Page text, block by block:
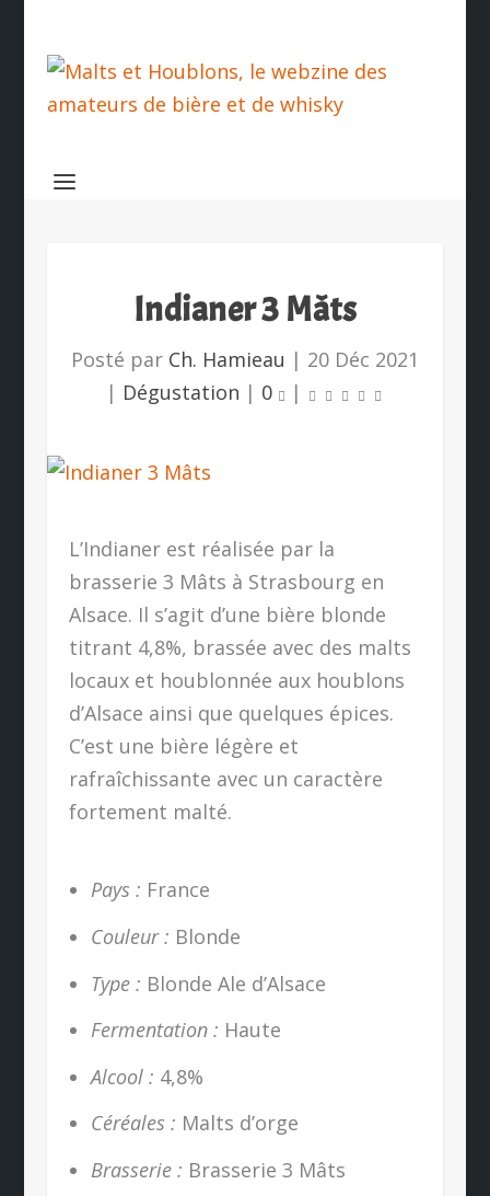
Indianer 3 Mâts
Posté par Ch. Hamieau | 20 Déc 2021
| Dégustation | 0 |
L’Indianer est réalisée par la
brasserie 3 Mâts à Strasbourg en
Alsace. Il s’agit d’une bière blonde
titrant 4,8%, brassée avec des malts
locaux et houblonnée aux houblons
d’Alsace ainsi que quelques épices.
C’est une bière légère et
rafraîchissante avec un caractère
fortement malté.
Pays : France
Couleur : Blonde
Type : Blonde Ale d’Alsace
Fermentation : Haute
Alcool : 4,8%
Céréales : Malts d’orge
Brasserie : Brasserie 3 Mâts